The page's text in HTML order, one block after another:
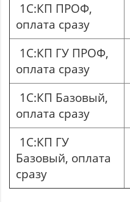
1С:КП ПРОФ,
оплата сразу
1С:КП ГУ ПРОФ,
оплата сразу
1С:КП Базовый,
оплата сразу
1С:КП ГУ
Базовый, оплата
сразу